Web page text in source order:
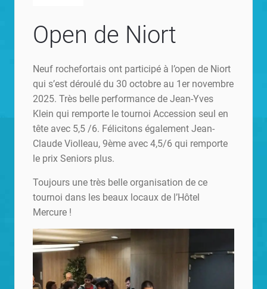
Open de Niort
Neuf rochefortais ont participé à l’open de Niort
qui s’est déroulé du 30 octobre au 1er novembre
2025. Très belle performance de Jean-Yves
Klein qui remporte le tournoi Accession seul en
tête avec 5,5 /6. Félicitons également Jean-
Claude Violleau, 9ème avec 4,5/6 qui remporte
le prix Seniors plus.
Toujours une très belle organisation de ce
tournoi dans les beaux locaux de l’Hôtel
Mercure !